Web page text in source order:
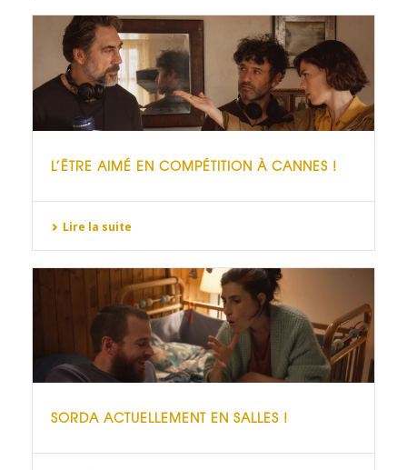
L’ÊTRE AIMÉ EN COMPÉTITION À CANNES !
Lire la suite
SORDA ACTUELLEMENT EN SALLES !